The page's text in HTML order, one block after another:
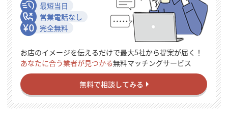
最短当日
営業電話なし
完全無料
お店のイメージを伝えるだけで最大5社から提案が届く！
あなたに合う業者が見つかる無料マッチングサービス
無料で相談してみる